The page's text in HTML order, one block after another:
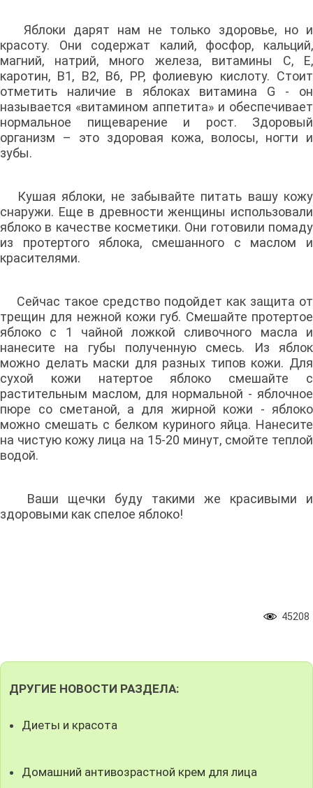
Яблоки дарят нам не только здоровье, но и
красоту. Они содержат калий, фосфор, кальций,
магний, натрий, много железа, витамины С, Е,
каротин, В1, В2, В6, РР, фолиевую кислоту. Стоит
отметить наличие в яблоках витамина G - он
называется «витамином аппетита» и обеспечивает
нормальное пищеварение и рост. Здоровый
организм – это здоровая кожа, волосы, ногти и
зубы.
Кушая яблоки, не забывайте питать вашу кожу
снаружи. Еще в древности женщины использовали
яблоко в качестве косметики. Они готовили помаду
из протертого яблока, смешанного с маслом и
красителями.
Сейчас такое средство подойдет как защита от
трещин для нежной кожи губ. Смешайте протертое
яблоко с 1 чайной ложкой сливочного масла и
нанесите на губы полученную смесь. Из яблок
можно делать маски для разных типов кожи. Для
сухой кожи натертое яблоко смешайте с
растительным маслом, для нормальной - яблочное
пюре со сметаной, а для жирной кожи - яблоко
можно смешать с белком куриного яйца. Нанесите
на чистую кожу лица на 15-20 минут, смойте теплой
водой.
Ваши щечки буду такими же красивыми и
здоровыми как спелое яблоко!
45208
ДРУГИЕ НОВОСТИ РАЗДЕЛА:
Диеты и красота
Домашний антивозрастной крем для лица